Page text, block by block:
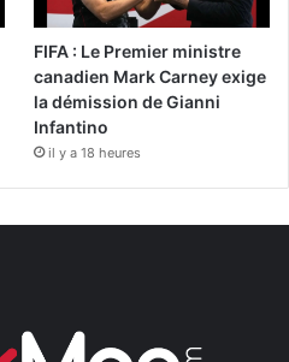
FIFA : Le Premier ministre
canadien Mark Carney exige
la démission de Gianni
Infantino
il y a 18 heures